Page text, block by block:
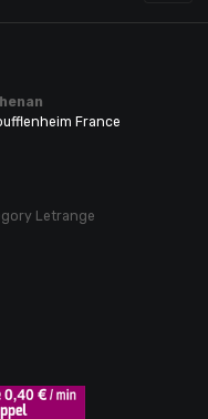
France
Letrange